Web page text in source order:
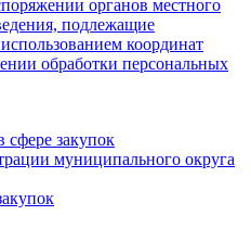
органов местного
подлежащие
координат
обработки персональных
сфере закупок
муниципального округа